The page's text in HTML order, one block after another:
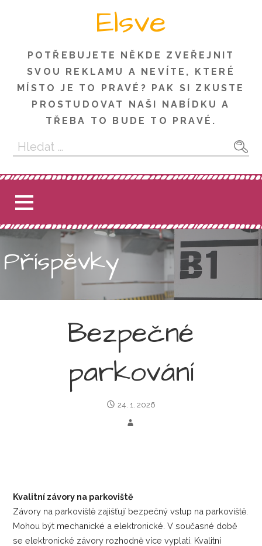
Elsve
POTŘEBUJETE NĚKDE ZVEŘEJNIT
SVOU REKLAMU A NEVÍTE, KTERÉ
MÍSTO JE TO PRAVÉ? PAK SI ZKUSTE
PROSTUDOVAT NAŠI NABÍDKU A
TŘEBA TO BUDE TO PRAVÉ.
Vyhledávání
Příspěvky
Bezpečné
parkování
24. 1. 2026
Kvalitní závory na parkoviště
Závory na parkoviště zajišťují bezpečný vstup na parkoviště.
Mohou být mechanické a elektronické. V současné době
se elektronické závory rozhodně více vyplatí. Kvalitní